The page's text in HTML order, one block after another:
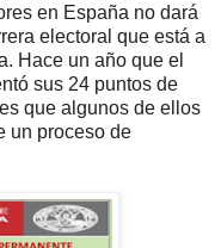
en España no dará
electoral que está a
Hace un año que el
sus 24 puntos de
que algunos de ellos
un proceso de